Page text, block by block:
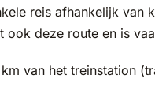
reis afhankelijk van
ook deze route en is
van het treinstation